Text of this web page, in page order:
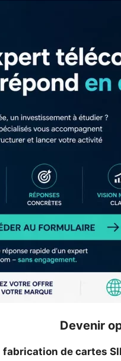
Devenir
fabrication de cartes